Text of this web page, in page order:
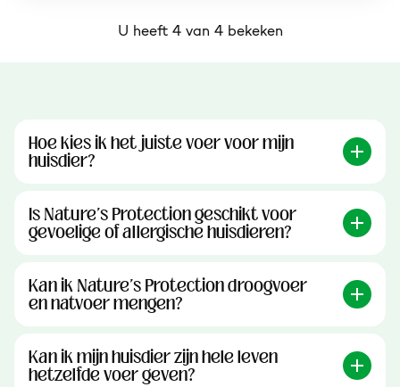
U heeft 4 van 4 bekeken
Hoe kies ik het juiste voer voor mijn
huisdier?
Is Nature's Protection geschikt voor
gevoelige of allergische huisdieren?
Kan ik Nature's Protection droogvoer
en natvoer mengen?
Kan ik mijn huisdier zijn hele leven
hetzelfde voer geven?